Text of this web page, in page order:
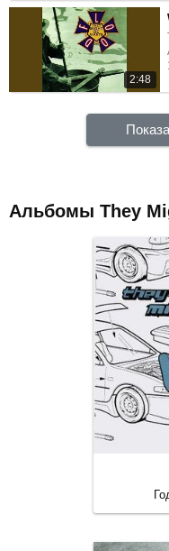
2:48
Альбомы They